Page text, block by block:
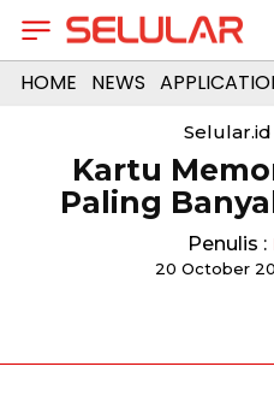
HOME NEWS
Selular.id
Kartu
Paling
Penulis :
20 October